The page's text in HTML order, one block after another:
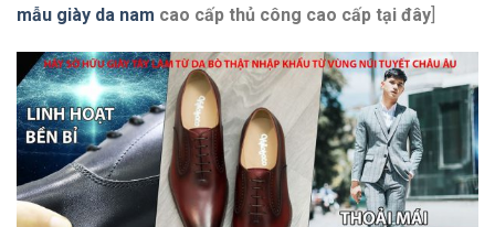
mẫu giày da nam cao cấp thủ công cao cấp tại đây